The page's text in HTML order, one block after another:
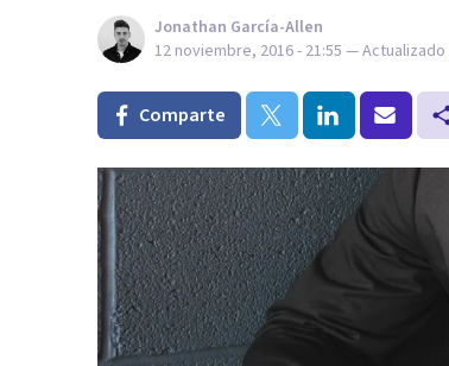
Jonathan García-Allen
12 noviembre, 2016 - 21:55 — Actualizado
Comparte